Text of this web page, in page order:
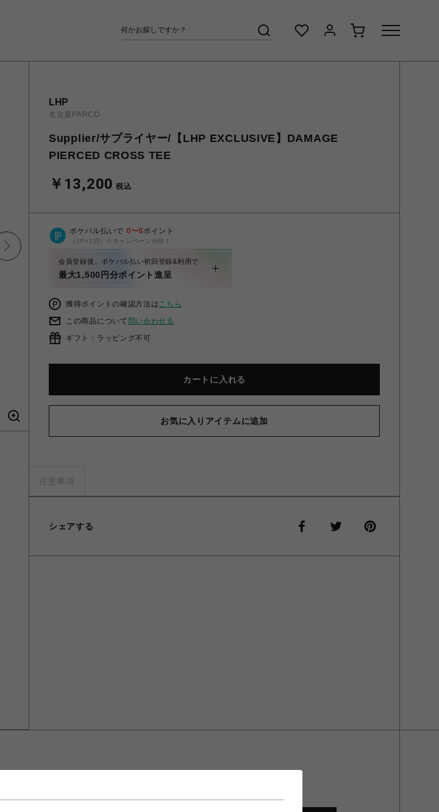
LHP
名古屋PARCO
Supplier/サプライヤー/【LHP EXCLUSIVE】DAMAGE
PIERCED CROSS TEE
￥13,200 税込
ポケパル払いで 0〜0ポイント
（1P=1円）※キャンペーン分除く
会員登録後、ポケパル払い初回登録&利用で
最大1,500円分ポイント進呈
獲得ポイントの確認方法はこちら
この商品について 問い合わせる
ギフト：ラッピング不可
カートに入れる
お気に入りアイテムに追加
注意事項
シェアする